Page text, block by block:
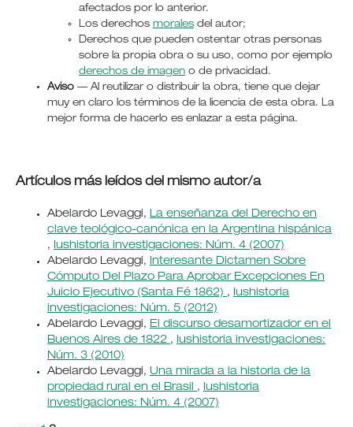
afectados por lo anterior.
Los derechos moralesdel autor;
Derechos que pueden ostentar otras personas
sobre la propia obra o su uso, como por ejemplo
derechos de imageno de privacidad.
Aviso— Al reutilizar o distribuir la obra, tiene que dejar
muy en claro los términos de la licencia de esta obra. La
mejor forma de hacerlo es enlazar a esta página.
Artículos más leídos del mismo autor/a
Abelardo Levaggi, La enseñanza del Derecho en
clave teológico-canónica en la Argentina hispánica
, Iushistoria investigaciones: Núm. 4 (2007)
Abelardo Levaggi, Interesante Dictamen Sobre
Cómputo Del Plazo Para Aprobar Excepciones En
Juicio Ejecutivo (Santa Fé 1862) , Iushistoria
investigaciones: Núm. 5 (2012)
Abelardo Levaggi, El discurso desamortizador en el
Buenos Aires de 1822 , Iushistoria investigaciones:
Núm. 3 (2010)
Abelardo Levaggi, Una mirada a la historia de la
propiedad rural en el Brasil , Iushistoria
investigaciones: Núm. 4 (2007)